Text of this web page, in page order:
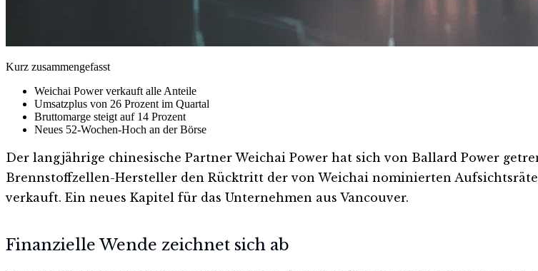
Kurz zusammengefasst
Weichai Power verkauft alle Anteile
Umsatzplus von 26 Prozent im Quartal
Bruttomarge steigt auf 14 Prozent
Neues 52-Wochen-Hoch an der Börse
Der langjährige chinesische Partner Weichai Power hat sich von Ballard Power
Brennstoffzellen-Hersteller den Rücktritt der von Weichai nominierten
verkauft. Ein neues Kapitel für das Unternehmen aus Vancouver.
Finanzielle Wende zeichnet sich ab